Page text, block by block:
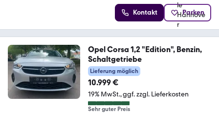
Kontakt Parken
Opel Corsa 1,2 "Edition", Benzin,
Schaltgetriebe
Lieferung möglich
10.999 €
19% MwSt. ggf. zzgl. Lieferkosten
Sehr guter Preis